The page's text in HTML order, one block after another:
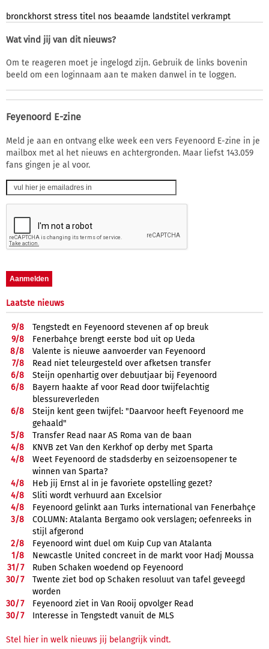
bronckhorst stress titel nos beaamde landstitel verkrampt
Wat vind jij van dit nieuws?
Om te reageren moet je ingelogd zijn. Gebruik de links bovenin
beeld om een loginnaam aan te maken danwel in te loggen.
Feyenoord E-zine
Meld je aan en ontvang elke week een vers Feyenoord E-zine in je
mailbox met al het nieuws en achtergronden. Maar liefst 143.059
fans gingen je al voor.
Laatste nieuws
9/8
Tengstedt en Feyenoord stevenen af op breuk
9/8
Fenerbahçe brengt eerste bod uit op Ueda
8/8
Valente is nieuwe aanvoerder van Feyenoord
7/8
Read niet teleurgesteld over afketsen transfer
6/8
Steijn openhartig over debuutjaar bij Feyenoord
6/8
Bayern haakte af voor Read door twijfelachtig
blessureverleden
6/8
Steijn kent geen twijfel: "Daarvoor heeft Feyenoord me
gehaald"
5/8
Transfer Read naar AS Roma van de baan
4/8
KNVB zet Van den Kerkhof op derby met Sparta
4/8
Weet Feyenoord de stadsderby en seizoensopener te
winnen van Sparta?
4/8
Heb jij Ernst al in je favoriete opstelling gezet?
4/8
Sliti wordt verhuurd aan Excelsior
4/8
Feyenoord gelinkt aan Turks international van Fenerbahçe
3/8
COLUMN: Atalanta Bergamo ook verslagen; oefenreeks in
stijl afgerond
2/8
Feyenoord wint duel om Kuip Cup van Atalanta
1/8
Newcastle United concreet in de markt voor Hadj Moussa
31/7
Ruben Schaken woedend op Feyenoord
30/7
Twente ziet bod op Schaken resoluut van tafel geveegd
worden
30/7
Feyenoord ziet in Van Rooij opvolger Read
30/7 Interesse in Tengstedt vanuit de MLS
Stel hier in welk nieuws jij belangrijk vindt.